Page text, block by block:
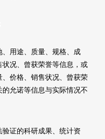
用途、质量、规格、成
况、曾获荣誉等信息，或
价格、销售状况、曾获荣
允诺等信息与实际情况不
证的科研成果、统计资